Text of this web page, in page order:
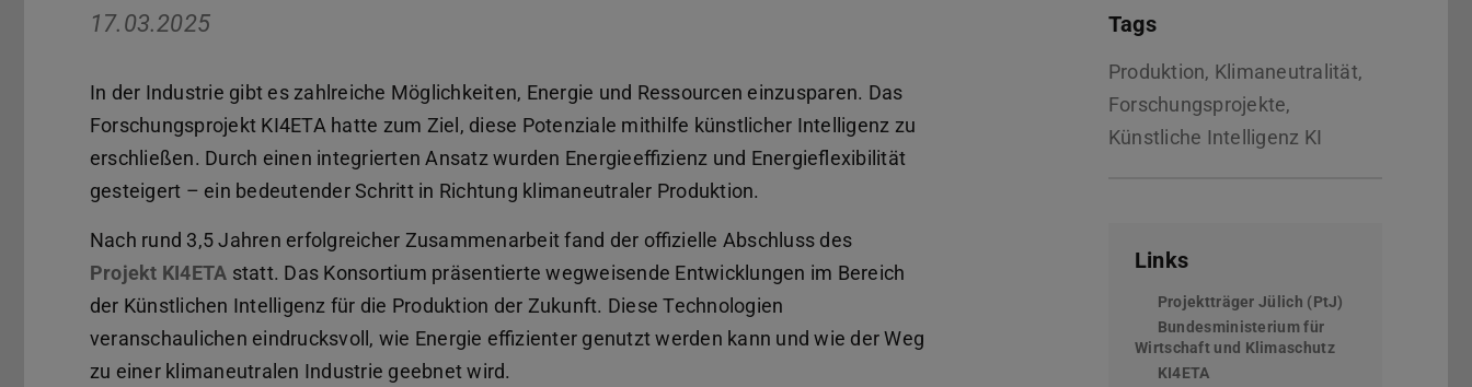
17.03.2025
In der Industrie gibt es zahlreiche Möglichkeiten, Energie und Ressourcen einzusparen. Das
Forschungsprojekt KI4ETA hatte zum Ziel, diese Potenziale mithilfe künstlicher Intelligenz zu
erschließen. Durch einen integrierten Ansatz wurden Energieeffizienz und Energieflexibilität
gesteigert – ein bedeutender Schritt in Richtung klimaneutraler Produktion.
Nach rund 3,5 Jahren erfolgreicher Zusammenarbeit fand der offizielle Abschluss des
Projekt KI4ETA statt. Das Konsortium präsentierte wegweisende Entwicklungen im Bereich
der Künstlichen Intelligenz für die Produktion der Zukunft. Diese Technologien
veranschaulichen eindrucksvoll, wie Energie effizienter genutzt werden kann und wie der Weg
zu einer klimaneutralen Industrie geebnet wird.
Tags
Produktion, Klimaneutralität,
Forschungsprojekte,
Künstliche Intelligenz KI
Links
Projektträger Jülich (PtJ)
Bundesministerium für
Wirtschaft und Klimaschutz(wird in neuem
KI4ETA